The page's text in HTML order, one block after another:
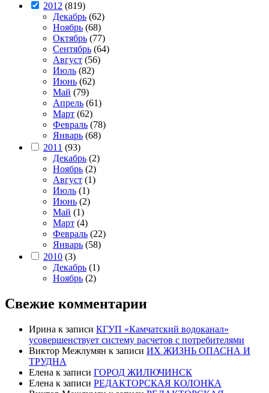
2012 (819)
Декабрь (62)
Ноябрь (68)
Октябрь (77)
Сентябрь (64)
Август (56)
Июль (82)
Июнь (62)
Май (79)
Апрель (61)
Март (62)
Февраль (78)
Январь (68)
2011 (93)
Декабрь (2)
Ноябрь (2)
Август (1)
Июль (1)
Июнь (2)
Май (1)
Март (4)
Февраль (22)
Январь (58)
2010 (3)
Декабрь (1)
Ноябрь (2)
Свежие комментарии
Ирина к записи КГУП «Камчатский водоканал»
усовершенствует систему расчетов с потребителями
Виктор Межлумян к записи ИХ ЖИЗНЬ ОПАСНА И
ТРУДНА
Елена к записи ГОРОД ЖИЛЮЧИНСК
Елена к записи РЕДАКТОРСКАЯ КОЛОНКА